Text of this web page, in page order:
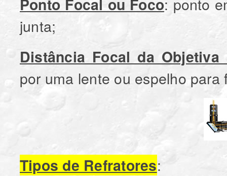
Ponto Focal ou Foco
junta;
Distância Focal da
por uma lente ou espelho para
Tipos de Refratores: